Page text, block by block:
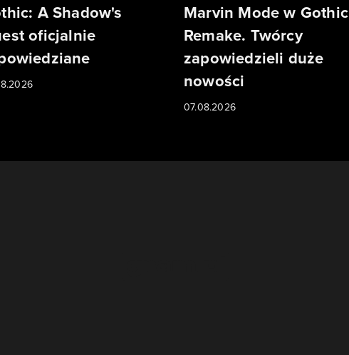
A Shadow's
oficjalnie
Marvin Mode w Gothic
Remake. Twórcy
zapowiedzieli duże
nowości
07.08.2026